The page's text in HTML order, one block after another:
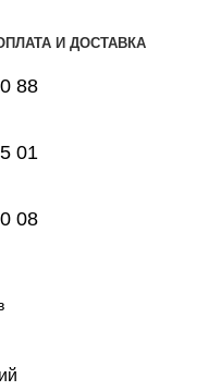
И ДОСТАВКА
88
01
08